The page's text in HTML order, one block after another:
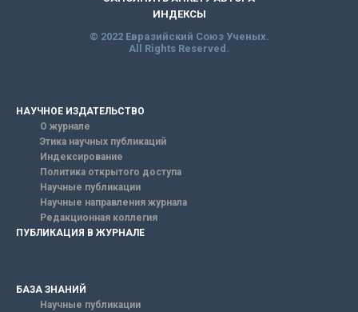
ИНДЕКСЫ
© 2022 Евразийский Союз Ученых.
All Rights Reserved.
НАУЧНОЕ ИЗДАТЕЛЬСТВО
О журнале
Этика научных публикаций
Индексирование
Политика открытого доступа
Научные публикации
Научные направления журнала
Редакционная коллегия
ПУБЛИКАЦИЯ В ЖУРНАЛЕ
БАЗА ЗНАНИЙ
Научные публикации